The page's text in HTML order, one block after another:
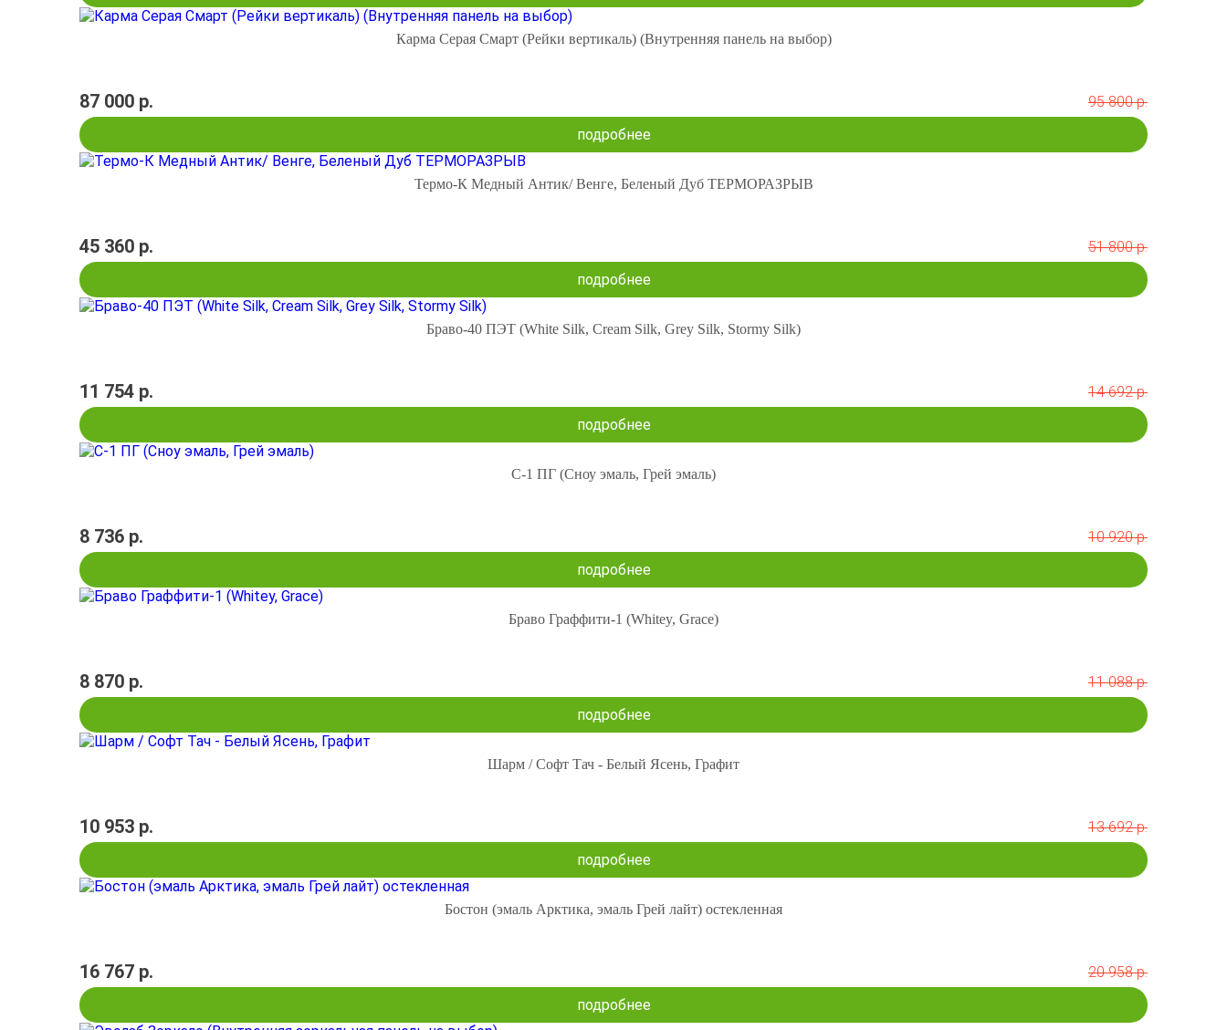
Карма Серая Смарт (Рейки вертикаль) (Внутренняя панель на выбор)
87 000 р.
95 800 р.
подробнее
Термо-К Медный Антик/ Венге, Беленый Дуб ТЕРМОРАЗРЫВ
45 360 р.
51 800 р.
подробнее
Браво-40 ПЭТ (White Silk, Cream Silk, Grey Silk, Stormy Silk)
11 754 р.
14 692 р.
подробнее
С-1 ПГ (Сноу эмаль, Грей эмаль)
8 736 р.
10 920 р.
подробнее
Браво Граффити-1 (Whitey, Grace)
8 870 р.
11 088 р.
подробнее
Шарм / Софт Тач - Белый Ясень, Графит
10 953 р.
13 692 р.
подробнее
Бостон (эмаль Арктика, эмаль Грей лайт) остекленная
16 767 р.
20 958 р.
подробнее